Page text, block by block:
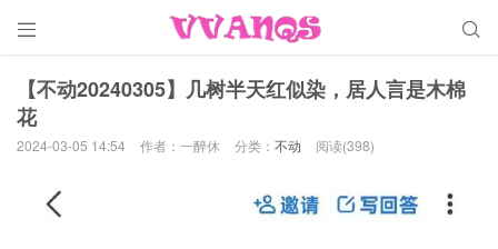
 
【不动20240305】几树半天红似染，居人言是木棉
花
2024-03-05 14:54 作者：一醉休 分类： 不动 阅读(398)